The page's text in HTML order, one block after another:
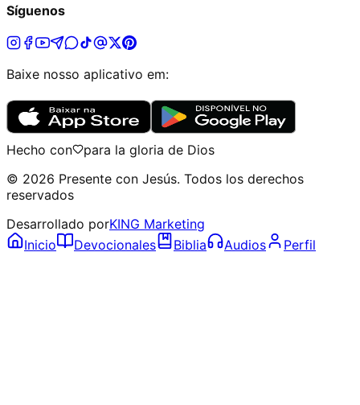
Síguenos
Baixe nosso aplicativo em:
Hecho con
para la gloria de Dios
© 2026 Presente con Jesús. Todos los derechos
reservados
Desarrollado porKING Marketing
Inicio
Devocionales Biblia Audios Perfil